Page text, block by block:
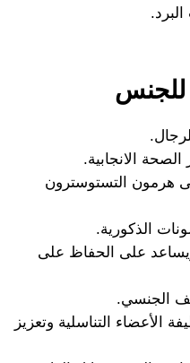
للجنس
الانجابية.
هرمون التستوسترون
الذكورية.
على الحفاظ على
الجنسي.
الأعضاء التناسلية وتعزيز